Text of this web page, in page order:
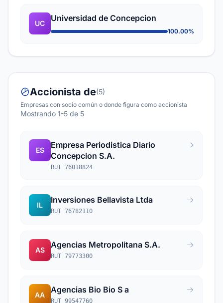
UC
Universidad de Concepcion
100.00%
Accionista de(5)
Empresas con socio común o donde figura como accionista
Mostrando 1-5 de 5
ES
Empresa Periodistica Diario
Concepcion S.A.
RUT 76018824
IL
Inversiones Bellavista Ltda
RUT 76782110
AS
Agencias Metropolitana S.A.
RUT 79773300
AA
Agencias Bio Bio S a
RUT 99547760